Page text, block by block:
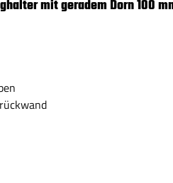
mit geradem Dorn 100